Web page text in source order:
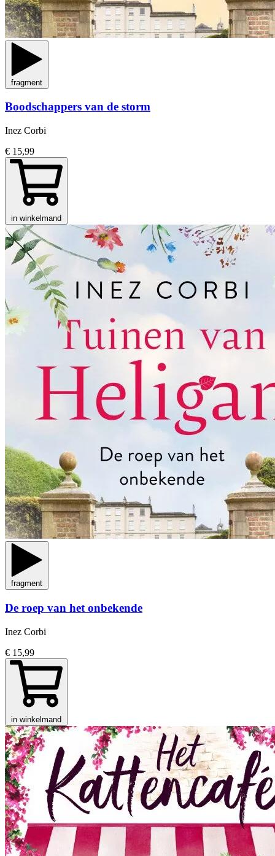
fragment
Boodschappers van de storm
Inez Corbi
€ 15,99
in winkelmand
fragment
De roep van het onbekende
Inez Corbi
€ 15,99
in winkelmand